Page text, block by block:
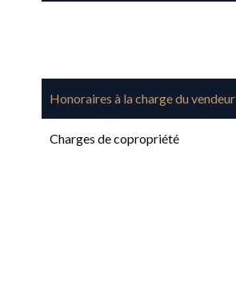
Honoraires à la charge du vendeur
Charges de copropriété